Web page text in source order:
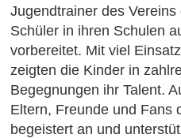
Jugendtrainer des
Schüler in ihren Schulen
vorbereitet. Mit viel
zeigten die Kinder in
Begegnungen ihr Talent.
Eltern, Freunde und Fans
begeistert an und